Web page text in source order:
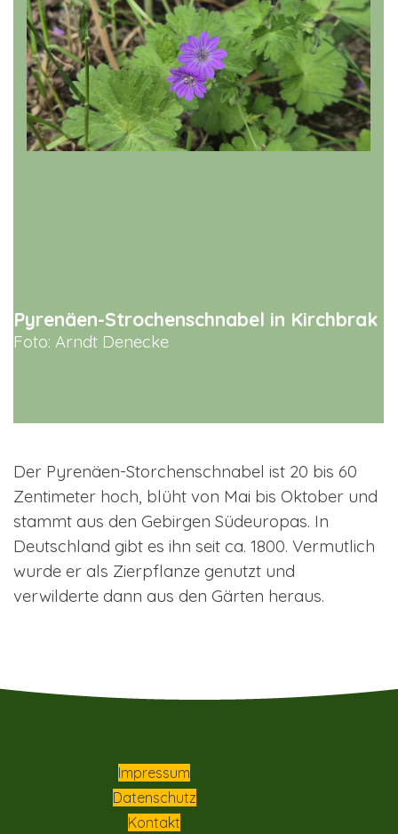
Pyrenäen-Strochenschnabel in Kirchbrak
Foto: Arndt Denecke
Der Pyrenäen-Storchenschnabel ist 20 bis 60
Zentimeter hoch, blüht von Mai bis Oktober und
stammt aus den Gebirgen Südeuropas. In
Deutschland gibt es ihn seit ca. 1800. Vermutlich
wurde er als Zierpflanze genutzt und
verwilderte dann aus den Gärten heraus.
Impressum
Datenschutz
Kontakt